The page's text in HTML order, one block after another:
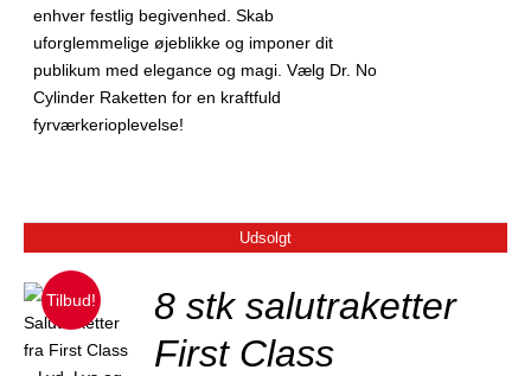
enhver festlig begivenhed. Skab
uforglemmelige øjeblikke og imponer dit
publikum med elegance og magi. Vælg Dr. No
Cylinder Raketten for en kraftfuld
fyrværkerioplevelse!
Udsolgt
Tilbud!
8 stk salutraketter
First Class